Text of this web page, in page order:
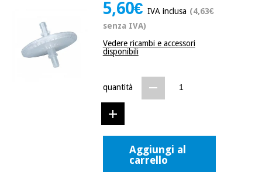
Offerte
Medicina
tradizionale
cinese
Attrezzature
mediche
5,60€ IVA inclusa (4,63€
senza IVA)
Vedere ricambi e accessori
disponibili
quantità
Aggiungi al
carrello